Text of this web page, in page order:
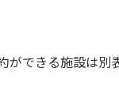
できる施設は別